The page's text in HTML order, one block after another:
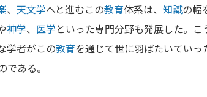
、 天文学へと進むこの教育体系は、 知識の幅
神学、 医学といった専門分野も発展した。こ
学者がこの教育を通じて世に羽ばたいていっ
ある。